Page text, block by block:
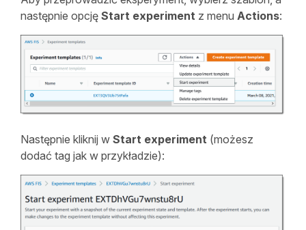
następnie opcję Start experiment z menu Actions:
Następnie kliknij w Start experiment (możesz
dodać tag jak w przykładzie):